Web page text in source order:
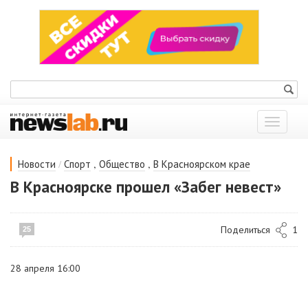
Показать
меню
Новости / Спорт , Общество , В Красноярском крае
В Красноярске прошел «Забег невест»
25 Поделиться 1
28 апреля 16:00